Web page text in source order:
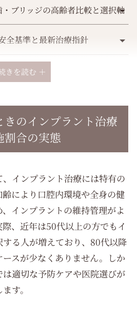
ブリッジの高齢者比較と選択軸
全基準と最新治療指針
たときの症例・データと展望
きを読む ＋
きのインプラント治療
割合の実態
インプラント治療には特有の
により口腔内環境や全身の健
インプラントの維持管理がよ
、近年は50代以上の方でもイ
る人が増えており、80代以降
スが少なくありません。しか
適切な予防ケアや医院選びが
す。